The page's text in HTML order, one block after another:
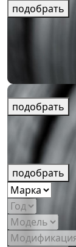
подобрать
подобрать
подобрать